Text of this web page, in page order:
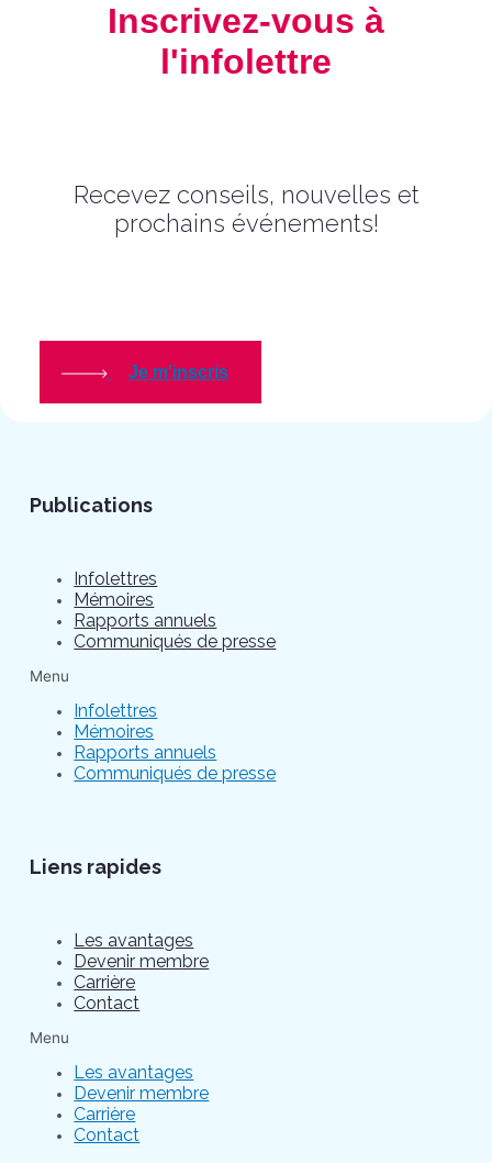
Inscrivez-vous à
l'infolettre
Recevez conseils, nouvelles et
prochains événements!
Je m'inscris
Publications
Infolettres
Mémoires
Rapports annuels
Communiqués de presse
Menu
Infolettres
Mémoires
Rapports annuels
Communiqués de presse
Liens rapides
Les avantages
Devenir membre
Carrière
Contact
Menu
Les avantages
Devenir membre
Carrière
Contact